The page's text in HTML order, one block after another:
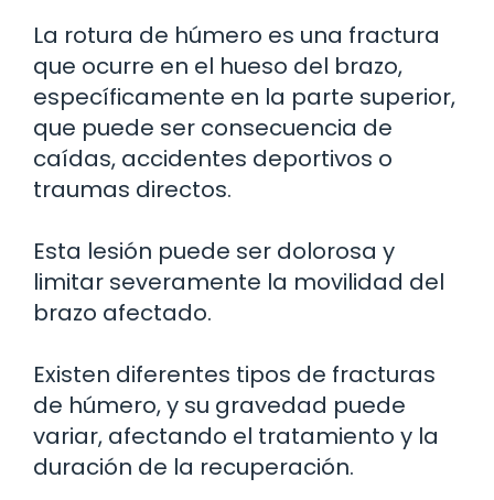
La rotura de húmero es una fractura
que ocurre en el hueso del brazo,
específicamente en la parte superior,
que puede ser consecuencia de
caídas, accidentes deportivos o
traumas directos.
Esta lesión puede ser dolorosa y
limitar severamente la movilidad del
brazo afectado.
Existen diferentes tipos de fracturas
de húmero, y su gravedad puede
variar, afectando el tratamiento y la
duración de la recuperación.